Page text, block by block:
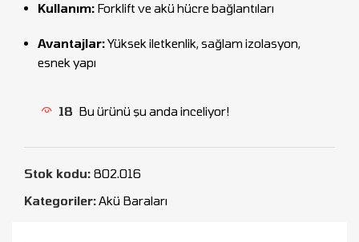
Kullanım: Forklift ve akü hücre bağlantıları
Avantajlar:Yüksek iletkenlik, sağlam izolasyon,
esnek yapı
18 Bu ürünü şu anda inceliyor!
Stok kodu: 802.016
Kategoriler:Akü Baraları